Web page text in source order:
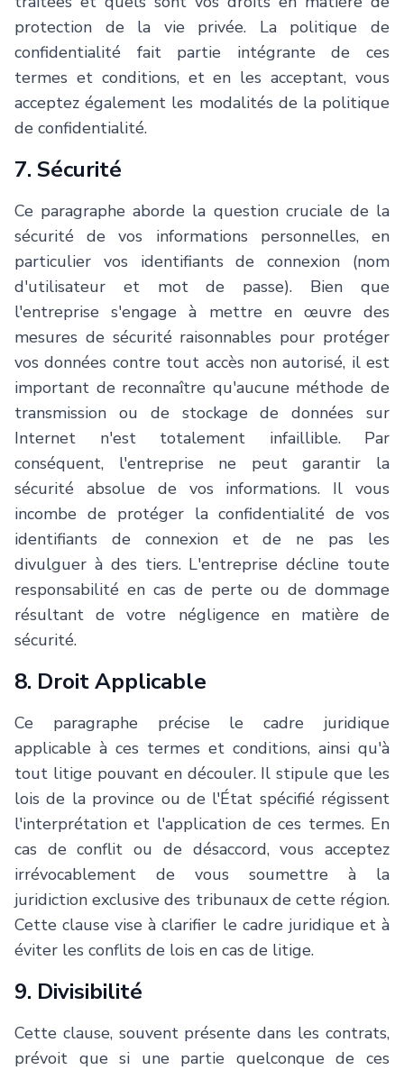
protection de la vie privée. La politique de
confidentialité fait partie intégrante de ces
termes et conditions, et en les acceptant, vous
acceptez également les modalités de la politique
de confidentialité.
7. Sécurité
Ce paragraphe aborde la question cruciale de la
sécurité de vos informations personnelles, en
particulier vos identifiants de connexion (nom
d'utilisateur et mot de passe). Bien que
l'entreprise s'engage à mettre en œuvre des
mesures de sécurité raisonnables pour protéger
vos données contre tout accès non autorisé, il est
important de reconnaître qu'aucune méthode de
transmission ou de stockage de données sur
Internet n'est totalement infaillible. Par
conséquent, l'entreprise ne peut garantir la
sécurité absolue de vos informations. Il vous
incombe de protéger la confidentialité de vos
identifiants de connexion et de ne pas les
divulguer à des tiers. L'entreprise décline toute
responsabilité en cas de perte ou de dommage
résultant de votre négligence en matière de
sécurité.
8. Droit Applicable
Ce paragraphe précise le cadre juridique
applicable à ces termes et conditions, ainsi qu'à
tout litige pouvant en découler. Il stipule que les
lois de la province ou de l'État spécifié régissent
l'interprétation et l'application de ces termes. En
cas de conflit ou de désaccord, vous acceptez
irrévocablement de vous soumettre à la
juridiction exclusive des tribunaux de cette région.
Cette clause vise à clarifier le cadre juridique et à
éviter les conflits de lois en cas de litige.
9. Divisibilité
Cette clause, souvent présente dans les contrats,
prévoit que si une partie quelconque de ces